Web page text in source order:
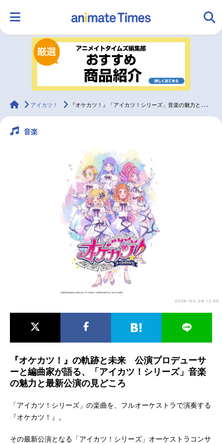
ランキング アニメ
ラジオ
配信・Vtuber トレンド
声優記事一覧
実写化映画一覧
今期アニメ曜日別一覧
夏アニメ
男性声優/女性声優一覧
animateTimes
アイカツ！ 『オケカツ！』「アイカツ！シリーズ」音楽の魅力と最新公演の見どころ
音楽
2026-04-28 12:00
『オケカツ！』の軌跡と未来 公演プロデューサ
ーと編曲家が語る、「アイカツ！シリーズ」音楽
の魅力と最新公演の見どころ
「アイカツ！シリーズ」の楽曲を、フルオーケストラで演奏する
『オケカツ！』。
その最新公演となる「アイカツ！シリーズ」オーケストラコンサ